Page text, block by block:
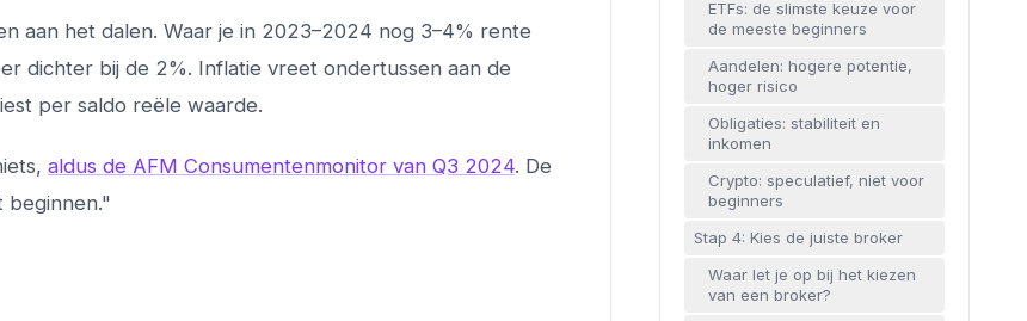
aan het dalen. Waar je in 2023–2024 nog 3–4% rente
dichter bij de 2%. Inflatie vreet ondertussen aan de
per saldo reële waarde.
aldus de AFM Consumentenmonitor van Q3 2024. De
beginnen."
ETFs: de slimste keuze voor
de meeste beginners
Aandelen: hogere potentie,
hoger risico
Obligaties: stabiliteit en
inkomen
Crypto: speculatief, niet voor
beginners
Stap 4: Kies de juiste broker
Waar let je op bij het kiezen
van een broker?